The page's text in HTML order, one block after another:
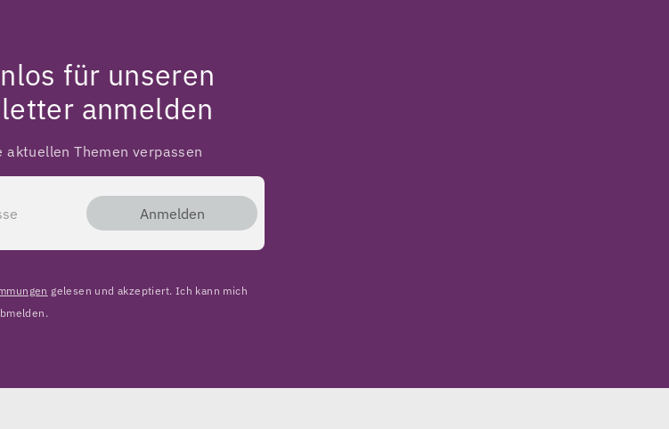
für unseren
anmelden
aktuellen Themen verpassen
Anmelden
gelesen und akzeptiert. Ich kann mich